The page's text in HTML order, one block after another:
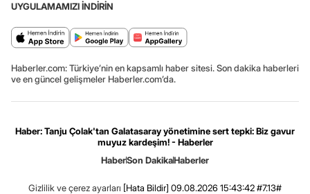
UYGULAMAMIZI İNDİRİN
Haberler.com: Türkiye’nin en kapsamlı haber sitesi. Son dakika haberleri
ve en güncel gelişmeler Haberler.com’da.
Haber: Tanju Çolak'tan Galatasaray yönetimine sert tepki: Biz gavur
muyuz kardeşim! - Haberler
HaberSon DakikaHaberler
Gizlilik ve çerez ayarları [Hata Bildir] 09.08.2026 15:43:42 #7.13#